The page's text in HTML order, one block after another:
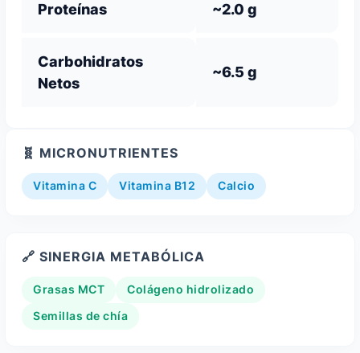
Proteínas ~2.0 g
Carbohidratos
Netos
~6.5 g
🧬 MICRONUTRIENTES
Vitamina C Vitamina B12 Calcio
🔗 SINERGIA METABÓLICA
Grasas MCT Colágeno hidrolizado
Semillas de chía